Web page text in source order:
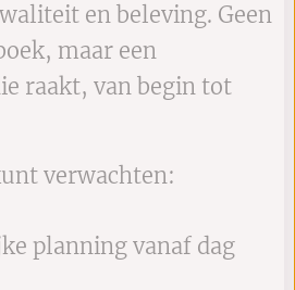
en beleving. Geen
maar een
raakt, van begin tot
verwachten:
planning vanaf dag